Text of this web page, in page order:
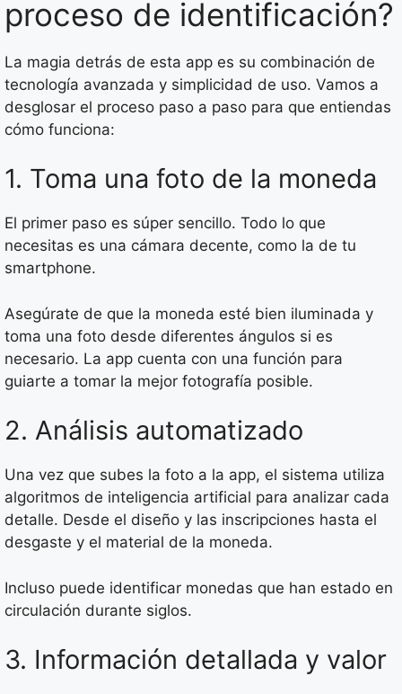
proceso de identificación?
La magia detrás de esta app es su combinación de
tecnología avanzada y simplicidad de uso. Vamos a
desglosar el proceso paso a paso para que entiendas
cómo funciona:
1. Toma una foto de la moneda
El primer paso es súper sencillo. Todo lo que
necesitas es una cámara decente, como la de tu
smartphone.
Asegúrate de que la moneda esté bien iluminada y
toma una foto desde diferentes ángulos si es
necesario. La app cuenta con una función para
guiarte a tomar la mejor fotografía posible.
2. Análisis automatizado
Una vez que subes la foto a la app, el sistema utiliza
algoritmos de inteligencia artificial para analizar cada
detalle. Desde el diseño y las inscripciones hasta el
desgaste y el material de la moneda.
Incluso puede identificar monedas que han estado en
circulación durante siglos.
3. Información detallada y valor